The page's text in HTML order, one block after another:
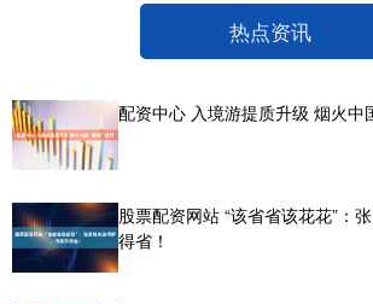
热点资讯
配资中心 入境游提质升级 烟火中
股票配资网站 “该省省该花花”：
得省！